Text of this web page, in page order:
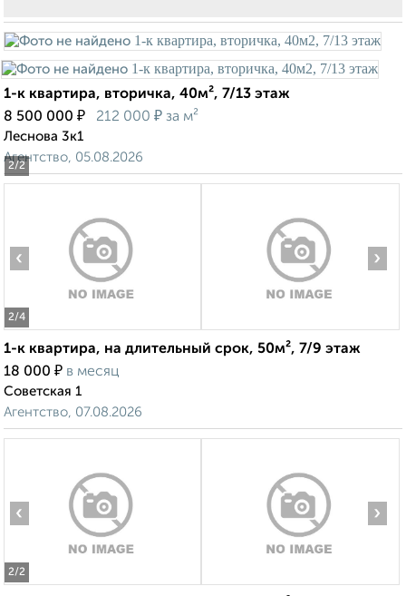
2/2
1-к квартира, вторичка, 40м², 7/13 этаж
8 500 000 ₽ 212 000 ₽ за м²
Леснова 3к1
Агентство, 05.08.2026
2/4
‹ ›
1-к квартира, на длительный срок, 50м², 7/9 этаж
18 000 ₽ в месяц
Советская 1
Агентство, 07.08.2026
2/2
‹ ›